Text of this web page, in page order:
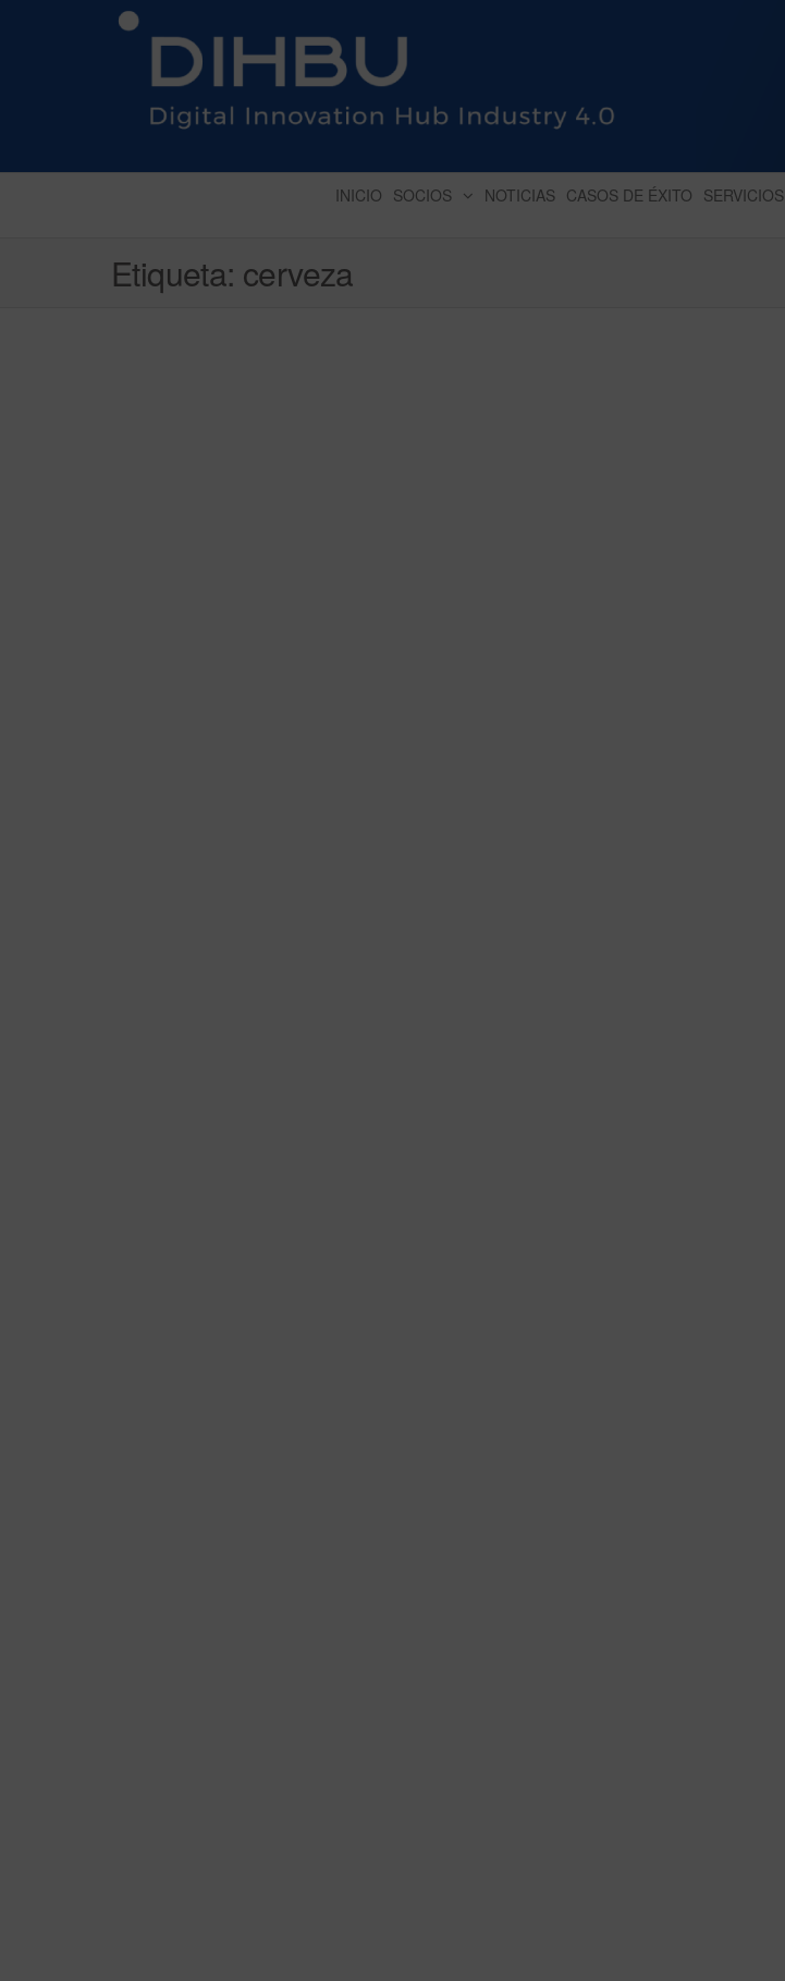
DIGITAL INNOVATION HUB INDUSTRY 4.0
INICIO SOCIOS NOTICIAS CASOS DE ÉXITO SERVICIOS
Etiqueta: cerveza